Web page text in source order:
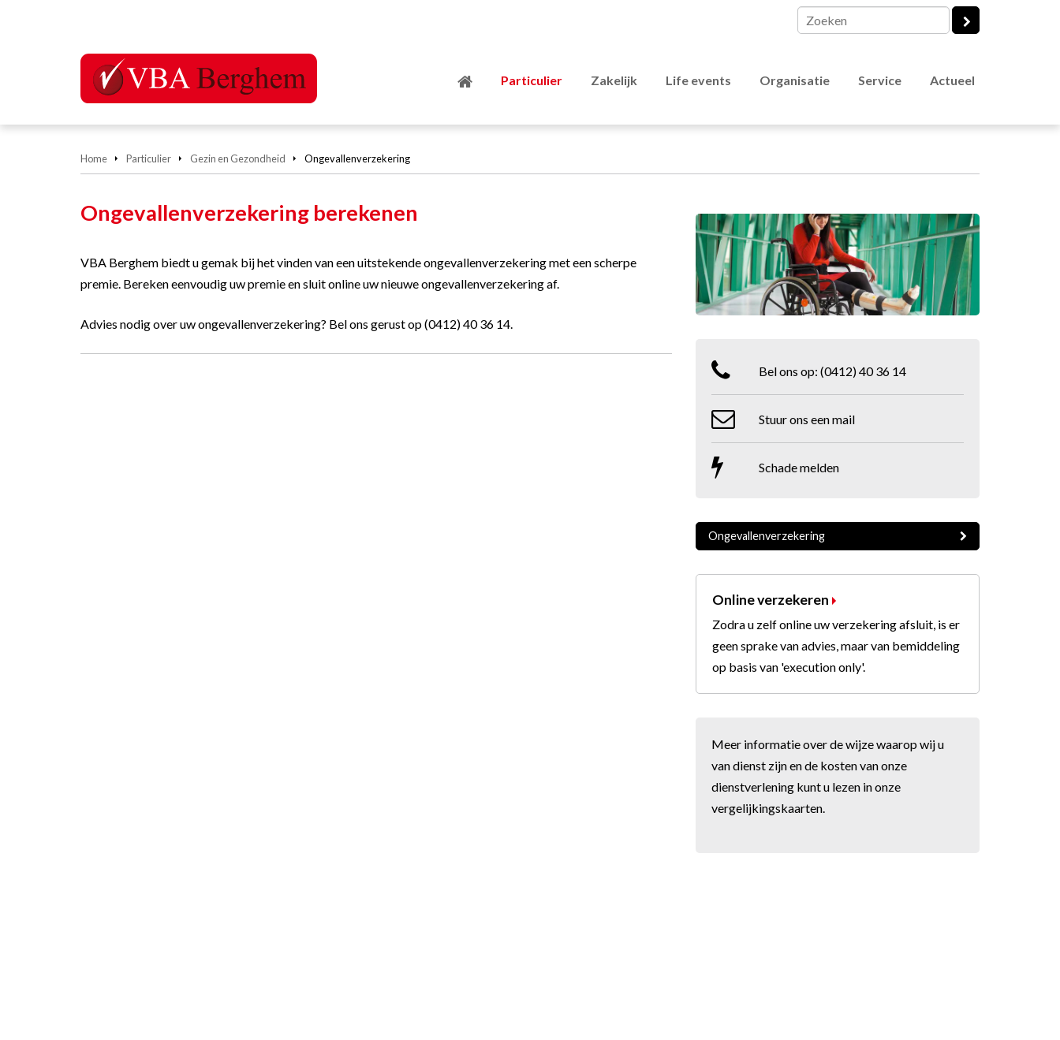
Particulier Zakelijk Life events Organisatie Service Actueel
Home Particulier Gezin en Gezondheid Ongevallenverzekering
Ongevallenverzekering berekenen
VBA Berghem biedt u gemak bij het vinden van een uitstekende ongevallenverzekering met een scherpe
premie. Bereken eenvoudig uw premie en sluit online uw nieuwe ongevallenverzekering af.
Advies nodig over uw ongevallenverzekering? Bel ons gerust op(0412) 40 36 14
Bel ons op: (0412) 40 36 14
Stuur ons een mail
Schade melden
Ongevallenverzekering
Online verzekeren
Zodra u zelf online uw verzekering afsluit, is er
geen sprake van advies, maar van bemiddeling
op basis van 'execution only'.
Meer informatie over de wijze waarop wij u
van dienst zijn en de kosten van onze
dienstverlening kunt u lezen in onze
vergelijkingskaarten.